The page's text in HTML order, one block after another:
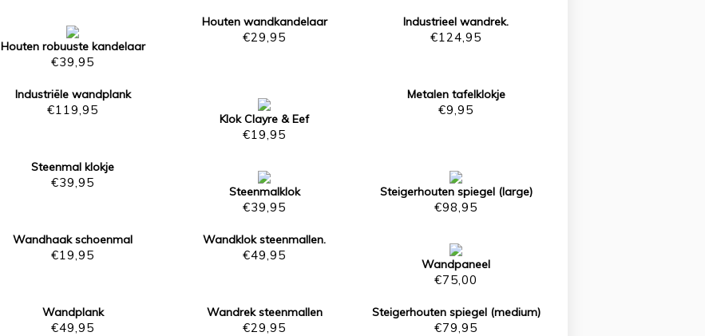
Houten robuuste kandelaar
€39,95
Houten wandkandelaar
€29,95
Industrieel wandrek.
€124,95
Industriële wandplank
€119,95
Klok Clayre & Eef
€19,95
Metalen tafelklokje
€9,95
Steenmal klokje
€39,95
Steenmalklok
€39,95
Steigerhouten spiegel (large)
€98,95
Wandhaak schoenmal
€19,95
Wandklok steenmallen.
€49,95
Wandpaneel
€75,00
Wandplank
€49,95
Wandrek steenmallen
€29,95
Steigerhouten spiegel (medium)
€79,95